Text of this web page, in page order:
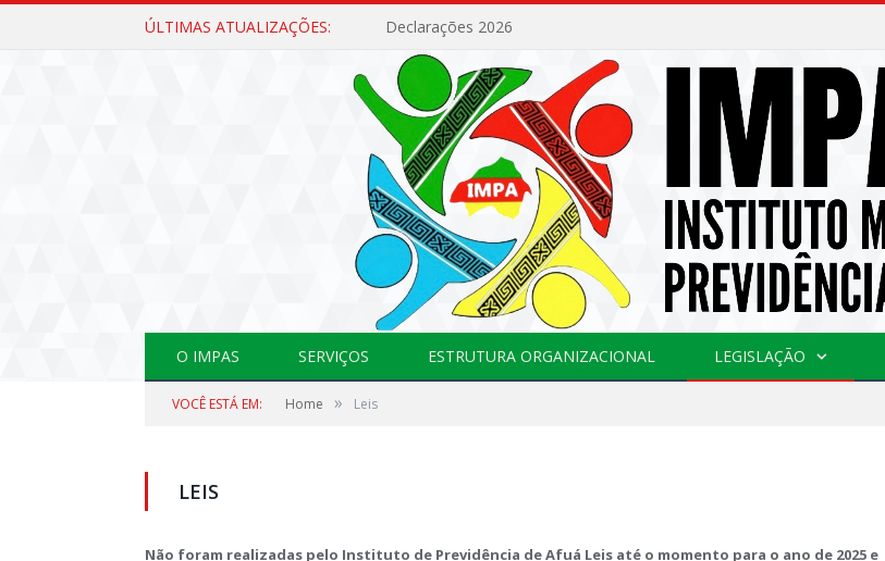
ÚLTIMAS ATUALIZAÇÕES: Declarações 2026
O IMPAS SERVIÇOS ESTRUTURA ORGANIZACIONAL LEGISLAÇÃO
VOCÊ ESTÁ EM: Home » Leis
LEIS
Não foram realizadas pelo Instituto de Previdência de Afuá Leis até o momento para o ano de 2025 e